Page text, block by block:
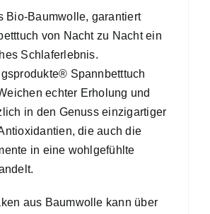
Bio-Baumwolle, garantiert
von Nacht zu Nacht ein
Schlaferlebnis.
Spannbetttuch
echter Erholung und
in den Genuss einzigartiger
die auch die
in eine wohlgefühlte
aus Baumwolle kann über